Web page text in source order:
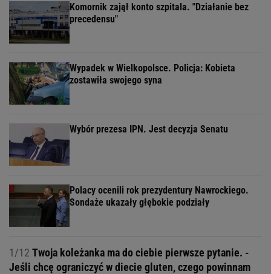
Komornik zajął konto szpitala. "Działanie bez
precedensu"
Wypadek w Wielkopolsce. Policja: Kobieta
zostawiła swojego syna
Wybór prezesa IPN. Jest decyzja Senatu
Polacy ocenili rok prezydentury Nawrockiego.
Sondaże ukazały głębokie podziały
1/12 Twoja koleżanka ma do ciebie pierwsze pytanie. -
Jeśli chcę ograniczyć w diecie gluten, czego powinnam